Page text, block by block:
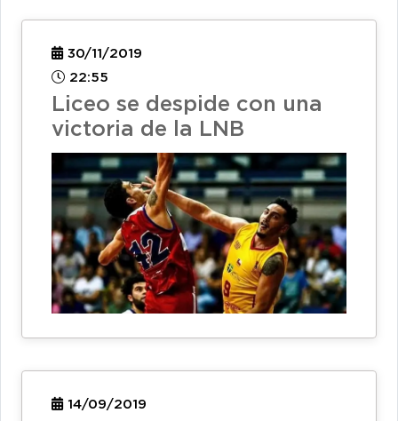
30/11/2019
22:55
Liceo se despide con una
victoria de la LNB
14/09/2019